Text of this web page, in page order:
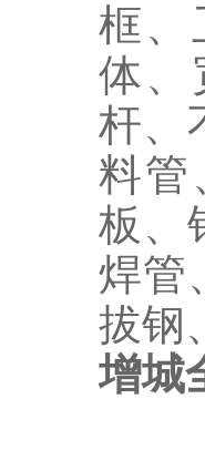
框、
体、
杆、
料管
板、
焊管
拔钢
增城